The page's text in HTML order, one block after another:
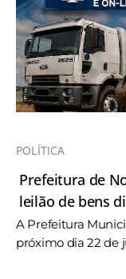
POLÍTICA
Prefeitura de
leilão de bens
A Prefeitura
próximo dia 22 de